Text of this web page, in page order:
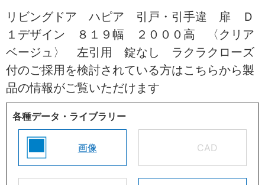
リビングドア ハピア 引戸・引手違 扉 Ｄ
１デザイン ８１９幅 ２０００高 〈クリア
ベージュ〉 左引用 錠なし ラクラクローズ
付のご採用を検討されている方はこちらから製
品の情報がご覧いただけます
各種データ・ライブラリー
画像 CAD